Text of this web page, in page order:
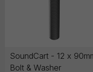
SoundCart - 12 x
Bolt & Washer